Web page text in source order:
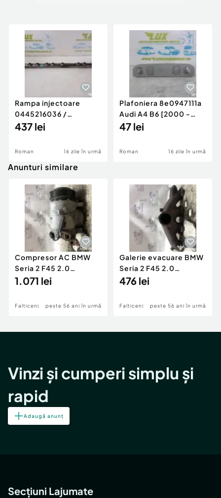
Rampa injectoare
0445216036 /
780542302 3.0 d 313
437 lei
Roman 16 zile în urmă
Plafoniera 8e0947111a
Audi A4 B6 [2000 -
2005]
47 lei
Roman 16 zile în urmă
Anunturi similare
Compresor AC BMW
Seria 2 F45 2.0
Motorina 2016
1.071 lei
Falticeni peste 56 ani în urmă
Galerie evacuare BMW
Seria 2 F45 2.0
Motorina 2016
476 lei
Falticeni peste 56 ani în urmă
Vinzi și cumperi simplu și
rapid
Adaugă anunț
Secțiuni Lajumate